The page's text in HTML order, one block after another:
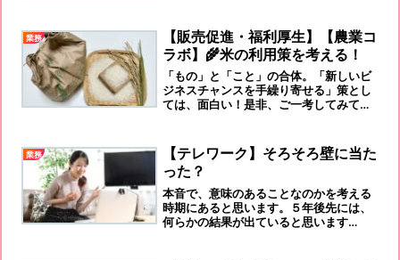
業務
【販売促進・福利厚生】【農業コ
ラボ】🌾米の利用策を考える！
「もの」と「こと」の合体。「新しいビ
ジネスチャンスを手繰り寄せる」策とし
ては、面白い！是非、ご一考してみては
業務
【テレワーク】そろそろ壁に当た
った？
本音で、意味のあることなのかを考える
時期にあると思います。５年後先には、
何らかの結果が出ていると思います